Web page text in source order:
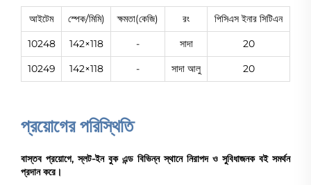
আইটেম স্পেক/মিমি) ক্ষমতা(কেজি) রং
পিসিএস ইনার সিটিএন
10248
142×118 - সাদা
20
10249
142×118 - সাদা আলু 20
প্রয়োগের পরিস্থিতি
বাস্তব প্রয়োগে, স্লট-ইন বুক এন্ড বিভিন্ন স্থানে নিরাপদ ও সুবিধাজনক বই সমর্থন
প্রদান করে।